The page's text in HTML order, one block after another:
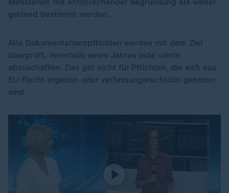
geltend bestimmt werden.
Alle Dokumentationspflichten werden mit dem Ziel
überprüft, innerhalb eines Jahres jede vierte
abzuschaffen. Das gilt nicht für Pflichten, die sich aus
EU-Recht ergeben oder verfassungsrechtlich geboten
sind.